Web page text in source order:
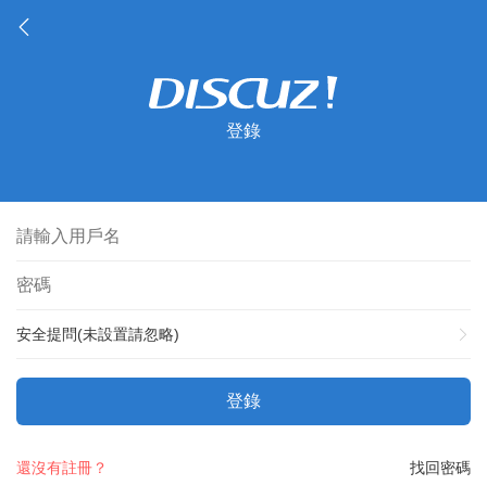
登錄
安全提問(未設置請忽略)
登錄
找回密碼
還沒有註冊？